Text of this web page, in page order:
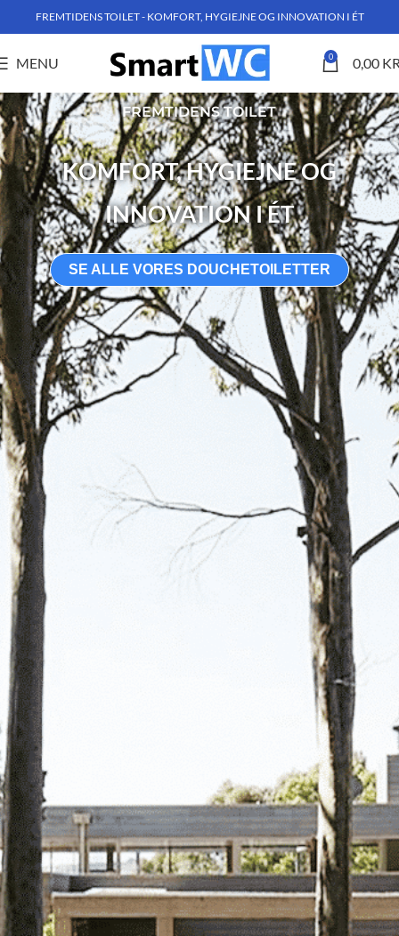
FREMTIDENS TOILET - KOMFORT, HYGIEJNE OG INNOVATION I ÉT
MENU 0 0,00
FREMTIDENS TOILET
KOMFORT, HYGIEJNE OG
INNOVATION I ÉT
SE ALLE VORES DOUCHETOILETTER